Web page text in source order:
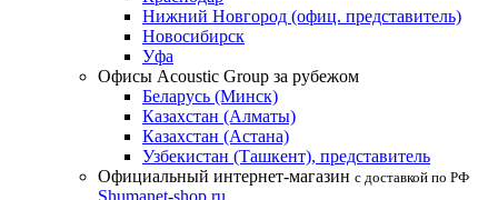
Нижний Новгород (офиц. представитель)
Новосибирск
Уфа
Офисы Acoustic Group за рубежом
Беларусь (Минск)
Казахстан (Алматы)
Казахстан (Астана)
Узбекистан (Ташкент), представитель
Официальный интернет-магазин с доставкой по РФ
Shumanet-shop.ru